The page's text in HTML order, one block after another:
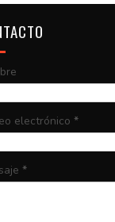
electrónico *
*